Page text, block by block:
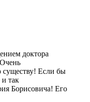
доктора
существу! Если бы
и так
Борисовича! Его